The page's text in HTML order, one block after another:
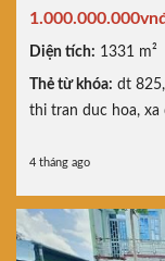
Diện tích: 1331 m²
Thẻ từ khóa: dt 825,
thi tran duc hoa, xa
4 tháng ago